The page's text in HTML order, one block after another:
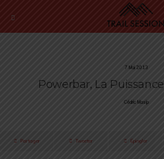
7 Mai 2013
Powerbar, La
Cédric Masip
Partager Tweeter Épingler